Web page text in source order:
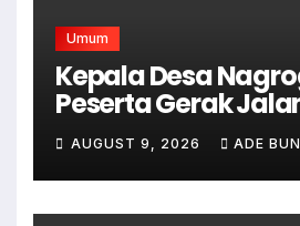
Umum
Kepala Desa
Peserta Gerak
dalam Rangka HUT
AUGUST 9, 2026 ADE